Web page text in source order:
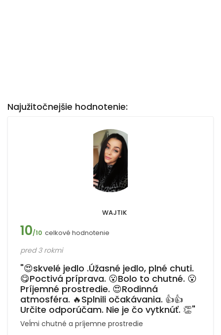
Najužitočnejšie hodnotenie:
WAJTIK
10/10 celkové hodnotenie
pred 3 rokmi
"😍skvelé jedlo .Úžasné jedlo, plné chuti.
😋Poctivá príprava. 😮Bolo to chutné. 😮
Príjemné prostredie. 😍Rodinná
atmosféra. 🔥Splnili očakávania. 👍👍
Určite odporúčam. Nie je čo vytknúť. 👏"
Veĺmi chutné a príjemne prostredie